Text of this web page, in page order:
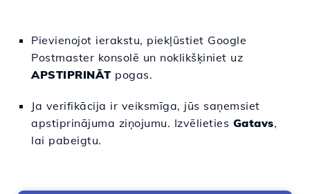
Pievienojot ierakstu, piekļūstiet Google
Postmaster konsolē un noklikšķiniet uz
APSTIPRINĀT pogas.
Ja verifikācija ir veiksmīga, jūs saņemsiet
apstiprinājuma ziņojumu. Izvēlieties Gatavs,
lai pabeigtu.